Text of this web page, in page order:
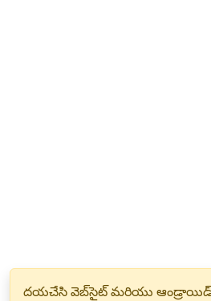
దయచేసి వెబ్‌సైట్ మరియు